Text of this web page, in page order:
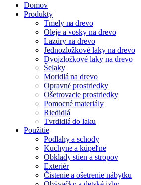
Domov
Produkty
Tmely na drevo
Oleje a vosky na drevo
Lazúry na drevo
Jednozložkové laky na drevo
Dvojzložkové laky na drevo
Šelaky
Moridlá na drevo
Opravné prostriedky
Ošetrovacie prostriedky
Pomocné materiály
Riedidlá
Tvrdidlá do laku
Použitie
Podlahy a schody
Kuchyne a kúpeľne
Obklady stien a stropov
Exteriér
Čistenie a ošetrenie nábytku